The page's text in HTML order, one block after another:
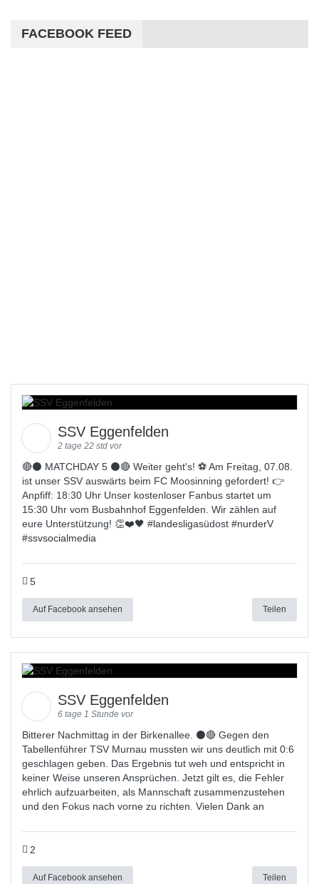
FACEBOOK FEED
SSV Eggenfelden
2 tage 22 std vor
🔴⚫️ MATCHDAY 5 ⚫️🔴 Weiter geht's! ⚽ Am Freitag, 07.08.
ist unser SSV auswärts beim FC Moosinning gefordert! 👉
Anpfiff: 18:30 Uhr Unser kostenloser Fanbus startet um
15:30 Uhr vom Busbahnhof Eggenfelden. Wir zählen auf
eure Unterstützung! 👏❤️🖤 #landesligasüdost #nurderV
#ssvsocialmedia
5
Auf Facebook ansehen Teilen
SSV Eggenfelden
6 tage 1 Stunde vor
Bitterer Nachmittag in der Birkenallee. ⚫🔴 Gegen den
Tabellenführer TSV Murnau mussten wir uns deutlich mit 0:6
geschlagen geben. Das Ergebnis tut weh und entspricht in
keiner Weise unseren Ansprüchen. Jetzt gilt es, die Fehler
ehrlich aufzuarbeiten, als Mannschaft zusammenzustehen
und den Fokus nach vorne zu richten. Vielen Dank an
2
Auf Facebook ansehen Teilen